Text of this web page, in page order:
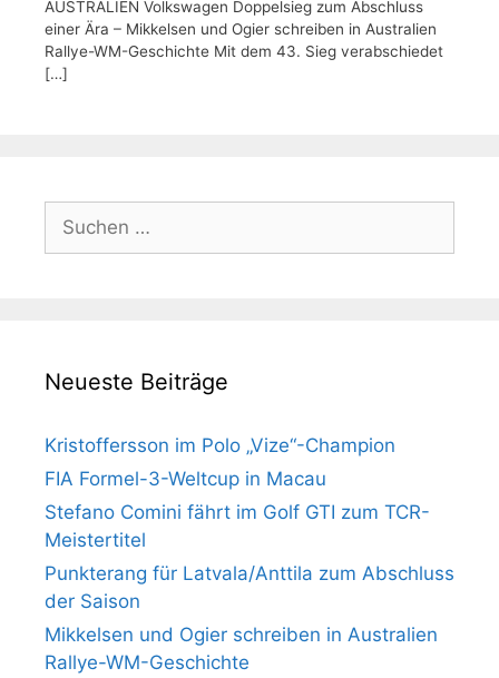
AUSTRALIEN Volkswagen Doppelsieg zum Abschluss
einer Ära – Mikkelsen und Ogier schreiben in Australien
Rallye-WM-Geschichte Mit dem 43. Sieg verabschiedet
[…]
nach:
Neueste Beiträge
Kristoffersson im Polo „Vize“-Champion
FIA Formel-3-Weltcup in Macau
Stefano Comini fährt im Golf GTI zum TCR-
Meistertitel
Punkterang für Latvala/Anttila zum Abschluss
der Saison
Mikkelsen und Ogier schreiben in Australien
Rallye-WM-Geschichte